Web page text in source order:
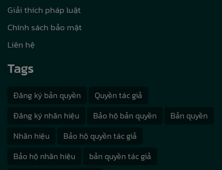
Giải thích pháp luật
Chính sách bảo mật
Liên hệ
Tags
Đăng ký bản quyền
Quyền tác giả
Đăng ký nhãn hiệu
Bảo hộ bản quyền
Bản quyền
Nhãn hiệu
Bảo hộ quyền tác giả
Bảo hộ nhãn hiệu
bản quyền tác giả